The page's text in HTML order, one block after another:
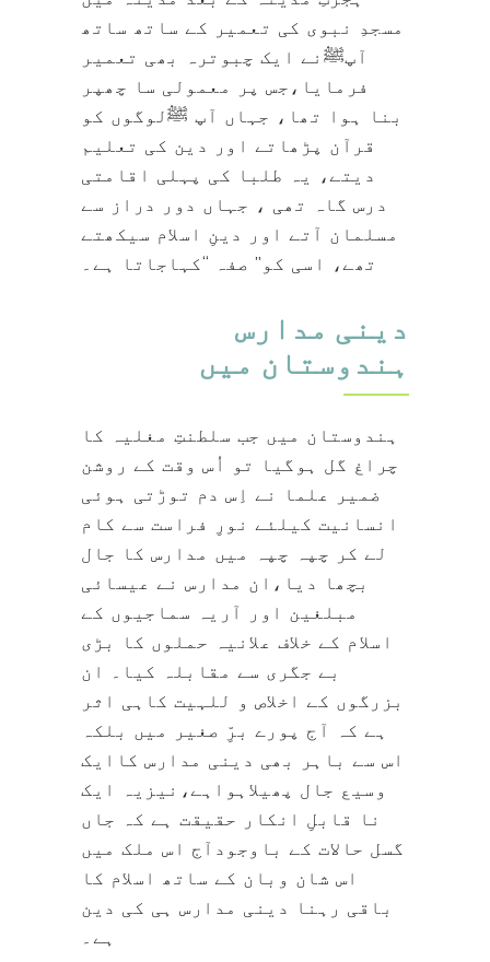
مسجدِ نبوی کی تعمیر کے ساتھ ساتھ
آپﷺنے ایک چبوترہ بھی تعمیر
فرمایا،جس پر معمولی سا چھپر
بنا ہوا تھا، جہاں آپ ﷺلوگوں کو
قرآن پڑھاتے اور دین کی تعلیم
دیتے، یہ طلبا کی پہلی اقامتی
درس گاہ تھی ، جہاں دور دراز سے
مسلمان آتے اور دینِ اسلام سیکھتے
تھے، اسی کو’’ صفہ ‘‘کہاجاتا ہے۔
دینی مدارس
ہندوستان میں
ہندوستان میں جب سلطنتِ مغلیہ کا
چراغ گل ہوگیا تو اُس وقت کے روشن
ضمیر علما نے اِس دم توڑتی ہوئی
انسانیت کیلئے نورِ فراست سے کام
لے کر چپہ چپہ میں مدارس کا جال
بچھا دیا،ان مدارس نے عیسائی
مبلغین اور آریہ سماجیوں کے
اسلام کے خلاف علانیہ حملوں کا بڑی
بے جگری سے مقابلہ کیا۔ ان
بزرگوں کے اخلاص و للہیت کاہی اثر
ہے کہ آج پورے برِّ صغیر میں بلکہ
اس سے باہر بھی دینی مدارس کاایک
وسیع جال پھیلاہواہے،نیزیہ ایک
نا قابلِ انکار حقیقت ہے کہ جاں
گسل حالات کے باوجودآج اس ملک میں
اس شان وبان کے ساتھ اسلام کا
باقی رہنا دینی مدارس ہی کی دین
ہے۔